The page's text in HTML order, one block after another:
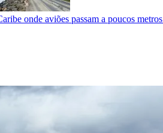
onde aviões passam a poucos